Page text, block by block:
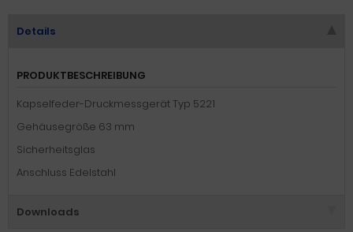
Details
PRODUKTBESCHREIBUNG
Kapselfeder-Druckmessgerät Typ 5221
Gehäusegröße 63 mm
Sicherheitsglas
Anschluss Edelstahl
Downloads